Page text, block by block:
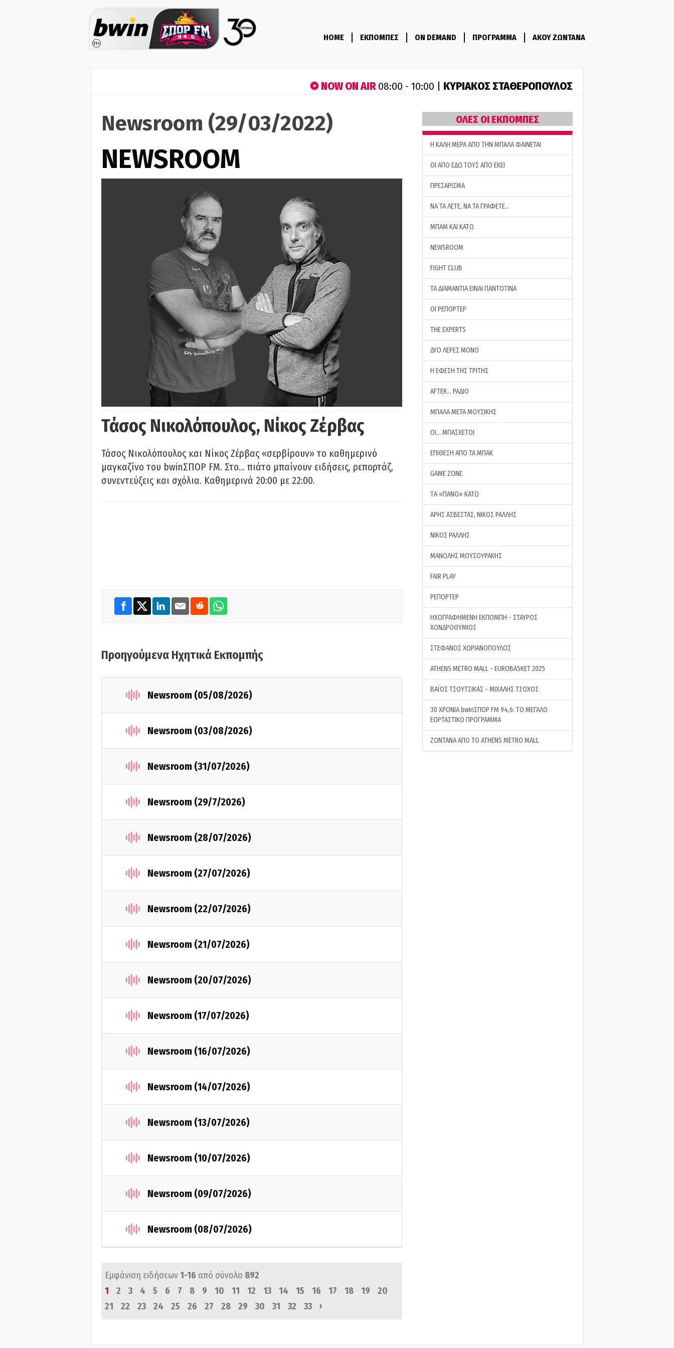
HOME ΕΚΠΟΜΠΕΣ ON DEMAND ΠΡΟΓΡΑΜΜΑ ΑΚΟΥ ΖΩΝΤΑΝΑ
NOW ON AIR08:00 - 10:00 | ΚΥΡΙΑΚΟΣ ΣΤΑΘΕΡΟΠΟΥΛΟΣ
Newsroom (29/03/2022)
NEWSROOM
Τάσος Νικολόπουλος, Νίκος Ζέρβας
Τάσος Νικολόπουλος και Νίκος Ζέρβας «σερβίρουν» το καθημερινό
μαγκαζίνο του bwinΣΠΟΡ FM. Στο… πιάτο μπαίνουν ειδήσεις, ρεπορτάζ,
συνεντεύξεις και σχόλια. Καθημερινά 20:00 με 22:00.
Προηγούμενα Ηχητικά Εκπομπής
Newsroom (05/08/2026)
Newsroom (03/08/2026)
Newsroom (31/07/2026)
Newsroom (29/7/2026)
Newsroom (28/07/2026)
Newsroom (27/07/2026)
Newsroom (22/07/2026)
Newsroom (21/07/2026)
Newsroom (20/07/2026)
Newsroom (17/07/2026)
Newsroom (16/07/2026)
Newsroom (14/07/2026)
Newsroom (13/07/2026)
Newsroom (10/07/2026)
Newsroom (09/07/2026)
Newsroom (08/07/2026)
Εμφάνιση ειδήσεων1-16 από σύνολο 892
1
2 3 4 5 6 7 8 9 10 11 12 13 14 15 16 17 18 19
20
21
22 23 24 25 26 27 28 29 30 31 32 33 ›
ΟΛΕΣ ΟΙ ΕΚΠΟΜΠΕΣ
H ΚΑΛΗ ΜΕΡΑ ΑΠΟ ΤΗΝ ΜΠΑΛΑ ΦΑΙΝΕΤΑΙ
ΟΙ ΑΠΟ ΕΔΩ ΤΟΥΣ ΑΠΟ ΕΚΕΙ
ΠΡΕΣΑΡΙΣΜΑ
ΝΑ ΤΑ ΛΕΤΕ, ΝΑ ΤΑ ΓΡΑΦΕΤΕ…
ΜΠΑΜ ΚΑΙ ΚΑΤΩ
NEWSROOM
FIGHT CLUB
ΤΑ ΔΙΑΜΑΝΤΙΑ ΕΙΝΑΙ ΠΑΝΤΟΤΙΝΑ
ΟΙ ΡΕΠΟΡΤΕΡ
THE EXPERTS
ΔΥΟ ΛΕΡΕΣ ΜΟΝΟ
Η ΕΦΕΣΗ ΤΗΣ ΤΡΙΤΗΣ
AFTER… ΡΑΔΙΟ
ΜΠΑΛΑ ΜΕΤΑ ΜΟΥΣΙΚΗΣ
ΟΙ… ΜΠΑΣΧΕΤΟΙ
ΕΠΙΘΕΣΗ ΑΠΟ ΤΑ ΜΠΑΚ
GAME ZONE
ΤA «ΠΑΝΟ» ΚΑΤΩ
ΑΡΗΣ ΑΣΒΕΣΤΑΣ, ΝΙΚΟΣ ΡΑΛΛΗΣ
ΝΙΚΟΣ ΡΑΛΛΗΣ
ΜΑΝΩΛΗΣ ΜΟΥΣΟΥΡΑΚΗΣ
FAIR PLAY
ΡΕΠΟΡΤΕΡ
ΗΧΟΓΡΑΦΗΜΕΝΗ ΕΚΠΟΜΠΗ - ΣΤΑΥΡΟΣ
ΧΟΝΔΡΟΘΥΜΙΟΣ
ΣΤΕΦΑΝΟΣ ΧΩΡΙΑΝΟΠΟΥΛΟΣ
ATHENS METRO MALL - EUROBASKET 2025
ΒΑΪΟΣ ΤΣΟΥΤΣΙΚΑΣ - ΜΙΧΑΛΗΣ ΤΣΟΧΟΣ
30 ΧΡΟΝΙΑ bwinΣΠΟΡ FM 94,6: ΤΟ ΜΕΓΑΛΟ
ΕΟΡΤΑΣΤΙΚΟ ΠΡΟΓΡΑΜΜΑ
ΖΩΝΤΑΝΑ ΑΠΟ ΤΟ ATHENS METRO MALL